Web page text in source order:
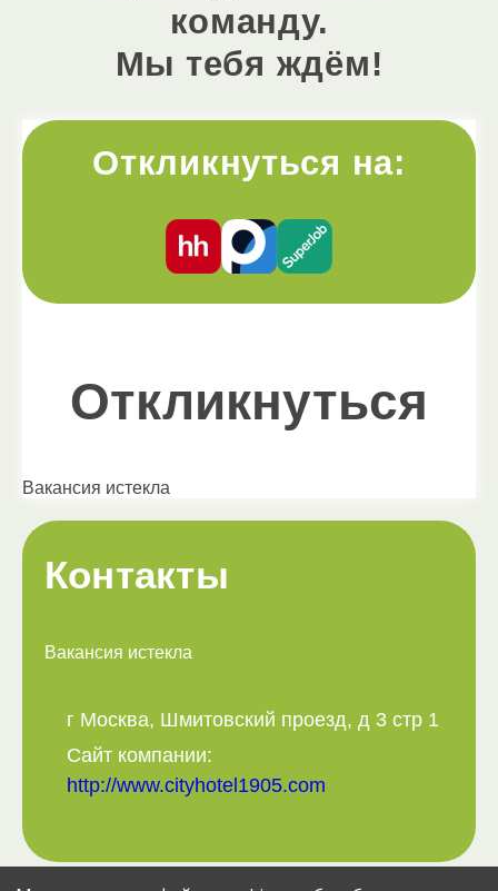
команду.
Мы тебя ждём!
Откликнуться на:
Откликнуться
Вакансия истекла
Контакты
Вакансия истекла
г Москва, Шмитовский проезд, д 3 стр 1
Сайт компании:
http://www.cityhotel1905.com